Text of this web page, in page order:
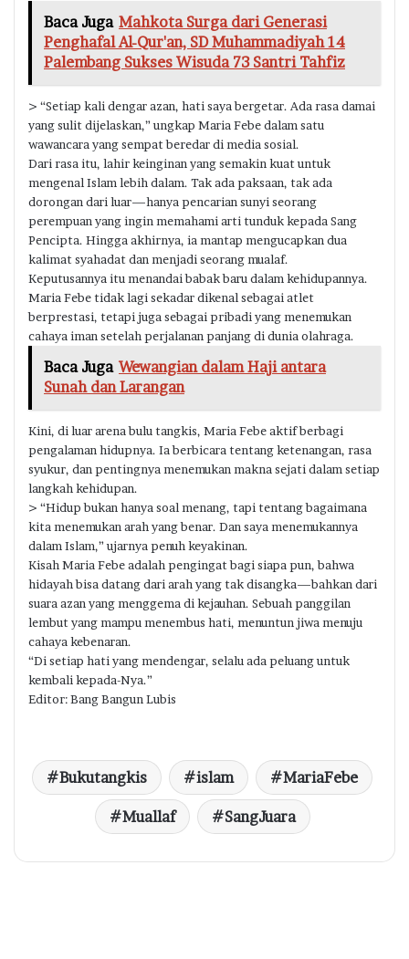
Baca Juga Mahkota Surga dari Generasi
Penghafal Al-Qur'an, SD Muhammadiyah 14
Palembang Sukses Wisuda 73 Santri Tahfiz
> “Setiap kali dengar azan, hati saya bergetar. Ada rasa damai
yang sulit dijelaskan,” ungkap Maria Febe dalam satu
wawancara yang sempat beredar di media sosial.
Dari rasa itu, lahir keinginan yang semakin kuat untuk
mengenal Islam lebih dalam. Tak ada paksaan, tak ada
dorongan dari luar—hanya pencarian sunyi seorang
perempuan yang ingin memahami arti tunduk kepada Sang
Pencipta. Hingga akhirnya, ia mantap mengucapkan dua
kalimat syahadat dan menjadi seorang mualaf.
Keputusannya itu menandai babak baru dalam kehidupannya.
Maria Febe tidak lagi sekadar dikenal sebagai atlet
berprestasi, tetapi juga sebagai pribadi yang menemukan
cahaya iman setelah perjalanan panjang di dunia olahraga.
Baca Juga Wewangian dalam Haji antara
Sunah dan Larangan
Kini, di luar arena bulu tangkis, Maria Febe aktif berbagi
pengalaman hidupnya. Ia berbicara tentang ketenangan, rasa
syukur, dan pentingnya menemukan makna sejati dalam setiap
langkah kehidupan.
> “Hidup bukan hanya soal menang, tapi tentang bagaimana
kita menemukan arah yang benar. Dan saya menemukannya
dalam Islam,” ujarnya penuh keyakinan.
Kisah Maria Febe adalah pengingat bagi siapa pun, bahwa
hidayah bisa datang dari arah yang tak disangka—bahkan dari
suara azan yang menggema di kejauhan. Sebuah panggilan
lembut yang mampu menembus hati, menuntun jiwa menuju
cahaya kebenaran.
“Di setiap hati yang mendengar, selalu ada peluang untuk
kembali kepada-Nya.”
Editor: Bang Bangun Lubis
Bukutangkis islam MariaFebe
Muallaf SangJuara